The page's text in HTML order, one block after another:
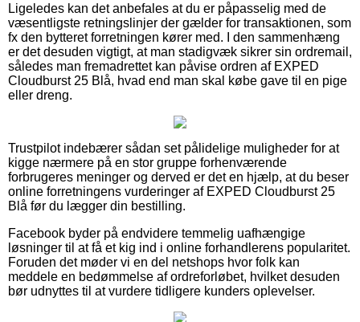
Ligeledes kan det anbefales at du er påpasselig med de
væsentligste retningslinjer der gælder for transaktionen, som
fx den bytteret forretningen kører med. I den sammenhæng
er det desuden vigtigt, at man stadigvæk sikrer sin ordremail,
således man fremadrettet kan påvise ordren af EXPED
Cloudburst 25 Blå, hvad end man skal købe gave til en pige
eller dreng.
Trustpilot indebærer sådan set pålidelige muligheder for at
kigge nærmere på en stor gruppe forhenværende
forbrugeres meninger og derved er det en hjælp, at du beser
online forretningens vurderinger af EXPED Cloudburst 25
Blå før du lægger din bestilling.
Facebook byder på endvidere temmelig uafhængige
løsninger til at få et kig ind i online forhandlerens popularitet.
Foruden det møder vi en del netshops hvor folk kan
meddele en bedømmelse af ordreforløbet, hvilket desuden
bør udnyttes til at vurdere tidligere kunders oplevelser.